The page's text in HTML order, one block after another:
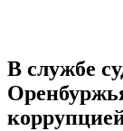
В службе